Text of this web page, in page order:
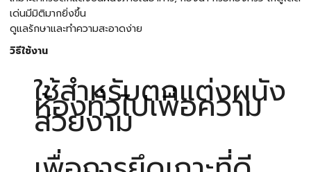
เด่นมีมิติมากยิ่งขึ้น
ดูแลรักษาและทำความสะอาดง่าย
วิธีใช้งาน
ใช้สำหรับตกแต่งผนัง
ห้องทั่วไปเพื่อความ
สวยงาม